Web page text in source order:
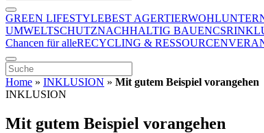
GREEN LIFESTYLEBEST AGERTIERWOHL
UMWELTSCHUTZNACHHALTIG BAUENCSR
Chancen für alleRECYCLING & RESSOURCEN
Home » INKLUSION » Mit gutem Beispiel vorangehen
INKLUSION
Mit gutem Beispiel vorangehen